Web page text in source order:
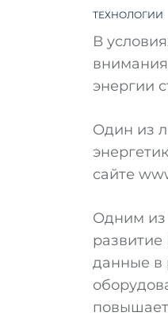
ТЕХНОЛОГИИ
В
энергии
Один из
сайте
Одним из
развитие
данные в